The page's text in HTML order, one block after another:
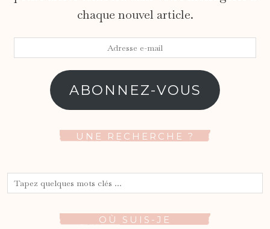
chaque nouvel article.
ABONNEZ-VOUS
UNE RECHERCHE ?
OÙ SUIS-JE